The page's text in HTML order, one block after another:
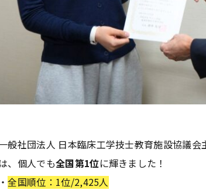
般社団法人 日本臨床工学技士教育施設協議
、個人でも全国第1位に輝きました！
・全国順位：1位/2,425人